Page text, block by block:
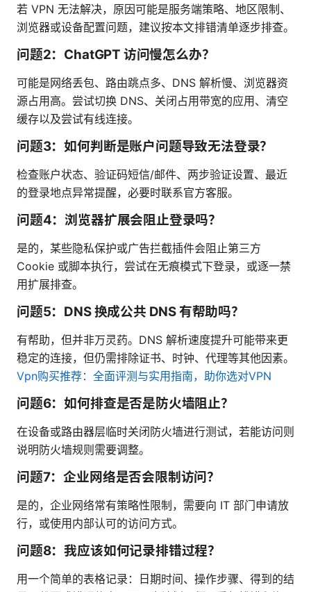
若 VPN 无法解决，原因可能是服务端策略、地区限制、
浏览器或设备配置问题，建议按本文排错清单逐步排查。
问题2：ChatGPT 访问慢怎么办？
可能是网络丢包、路由跳点多、DNS 解析慢、浏览器资
源占用高。尝试切换 DNS、关闭占用带宽的应用、清空
缓存以及尝试有线连接。
问题3：如何判断是账户问题导致无法登录？
检查账户状态、验证码短信/邮件、两步验证设置、最近
的登录地点异常提醒，必要时联系官方客服。
问题4：浏览器扩展会阻止登录吗？
是的，某些隐私保护或广告拦截插件会阻止第三方
Cookie 或脚本执行，尝试在无痕模式下登录，或逐一禁
用扩展排查。
问题5：DNS 换成公共 DNS 有帮助吗？
有帮助，但并非万灵药。DNS 解析速度提升可能带来更
稳定的连接，但仍需排除证书、时钟、代理等其他因素。
Vpn购买推荐：全面评测与实用指南，助你选对VPN
问题6：如何排查是否是防火墙阻止？
在设备或路由器层临时关闭防火墙进行测试，若能访问则
说明防火墙规则需要调整。
问题7：企业网络是否会限制访问？
是的，企业网络常有策略性限制，需要向 IT 部门申请放
行，或使用内部认可的访问方式。
问题8：我应该如何记录排错过程？
用一个简单的表格记录：日期时间、操作步骤、得到的结